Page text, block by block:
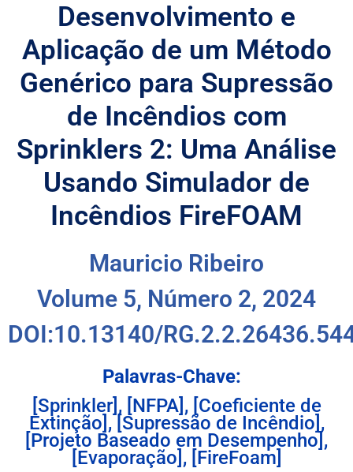
Desenvolvimento e
Aplicação de um Método
Genérico para Supressão
de Incêndios com
Sprinklers 2: Uma Análise
Usando Simulador de
Incêndios FireFOAM
Mauricio Ribeiro
Volume 5, Número 2, 2024
DOI:10.13140/
Palavras-Chave:
[Sprinkler], [NFPA], [Coeficiente de
Extinção], [Supressão de Incêndio],
[Projeto Baseado em Desempenho],
[Evaporação], [FireFoam]